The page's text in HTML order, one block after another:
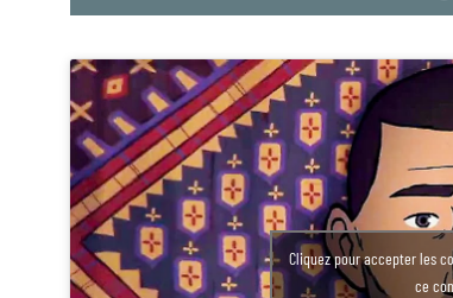
Cliquez pour accepter les
ce